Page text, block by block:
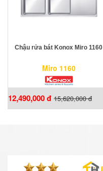
Chậu rửa bát Konox Miro 1160
Miro 1160
12,490,000 đ 15,620,000 đ